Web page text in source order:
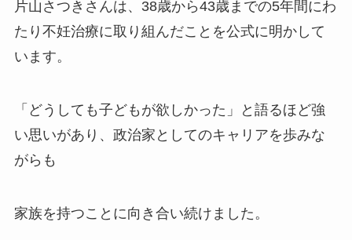
片山さつきさんは、38歳から43歳までの5年間にわ
たり不妊治療に取り組んだことを公式に明かして
います。
「どうしても子どもが欲しかった」と語るほど強
い思いがあり、政治家としてのキャリアを歩みな
がらも
家族を持つことに向き合い続けました。